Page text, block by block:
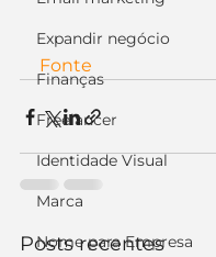
Expandir negócio
Finanças
Freelancer
Identidade Visual
Marca
Nome para Empresa
Fonte
Posts recentes